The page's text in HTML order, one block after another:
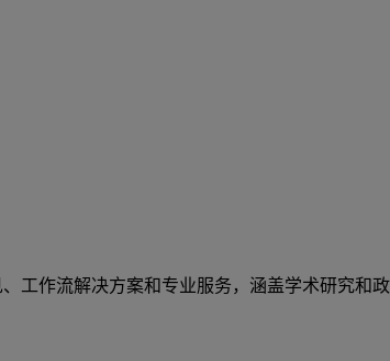
工作流解决方案和专业服务，涵盖学术研究和